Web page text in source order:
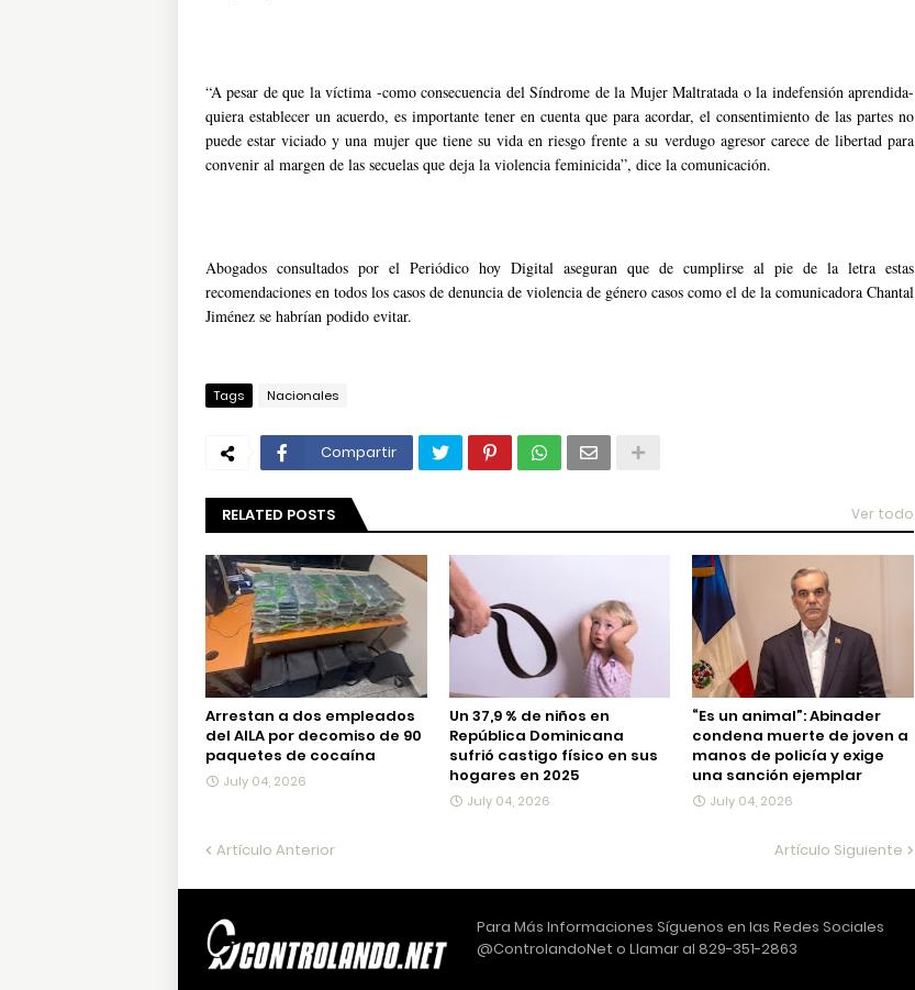
“A pesar de que la víctima -como consecuencia del Síndrome de la Mujer Maltratada o la indefensión aprendida-
quiera establecer un acuerdo, es importante tener en cuenta que para acordar, el consentimiento de las partes no
puede estar viciado y una mujer que tiene su vida en riesgo frente a su verdugo agresor carece de libertad para
convenir al margen de las secuelas que deja la violencia feminicida”, dice la comunicación.
Abogados consultados por el Periódico hoy Digital aseguran que de cumplirse al pie de la letra estas
recomendaciones en todos los casos de denuncia de violencia de género casos como el de la comunicadora Chantal
Jiménez se habrían podido evitar.
Tags Nacionales
Compartir
RELATED POSTS Ver todo
Arrestan a dos empleados
del AILA por decomiso de 90
paquetes de cocaína
July 04, 2026
Un 37,9 % de niños en
República Dominicana
sufrió castigo físico en sus
hogares en 2025
July 04, 2026
“Es un animal”: Abinader
condena muerte de joven a
manos de policía y exige
una sanción ejemplar
July 04, 2026
Artículo Anterior Artículo Siguiente
Para Más Informaciones Síguenos en las Redes Sociales
@ControlandoNet o Llamar al 829-351-2863